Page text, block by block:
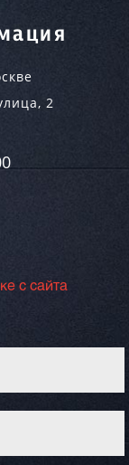
2
с сайта